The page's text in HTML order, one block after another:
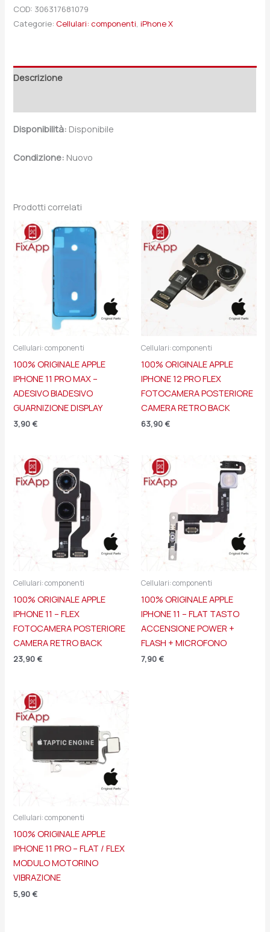
COD: 306317681079
Categorie: Cellulari: componenti,iPhone X
Descrizione
Disponibilità: Disponibile
Condizione: Nuovo
Prodotti correlati
Cellulari: componenti
100% ORIGINALE APPLE
IPHONE 11 PRO MAX –
ADESIVO BIADESIVO
GUARNIZIONE DISPLAY
3,90 €
Cellulari: componenti
100% ORIGINALE APPLE
IPHONE 12 PRO FLEX
FOTOCAMERA POSTERIORE
CAMERA RETRO BACK
63,90 €
Cellulari: componenti
100% ORIGINALE APPLE
IPHONE 11 – FLEX
FOTOCAMERA POSTERIORE
CAMERA RETRO BACK
23,90 €
Cellulari: componenti
100% ORIGINALE APPLE
IPHONE 11 – FLAT TASTO
ACCENSIONE POWER +
FLASH + MICROFONO
7,90 €
Cellulari: componenti
100% ORIGINALE APPLE
IPHONE 11 PRO – FLAT / FLEX
MODULO MOTORINO
VIBRAZIONE
5,90 €